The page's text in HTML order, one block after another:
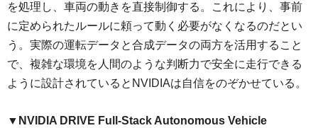
を処理し、車両の動きを直接制御する。これにより、事前
に定められたルールに頼って動く必要がなくなるのだとい
う。実際の運転データと合成データの両方を活用すること
で、複雑な環境を人間のような判断力で安全に走行できる
ように設計されているとNVIDIAは自信をのぞかせている。
▼NVIDIA DRIVE Full-Stack Autonomous Vehicle